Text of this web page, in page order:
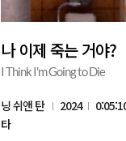
나 이제 죽는 거야?
I Think I'm Going to Die
닝 쉬앤 탄 2024
타